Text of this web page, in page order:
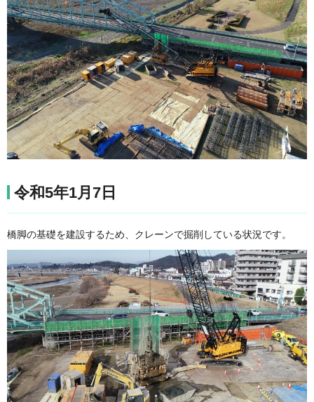
令和5年1月7日
橋脚の基礎を建設するため、クレーンで掘削している状況です。